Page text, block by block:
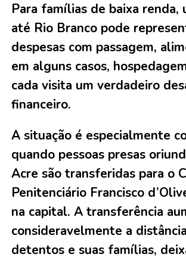
Para famílias de baixa renda,
até Rio Branco pode
despesas com passagem,
em alguns casos,
cada visita um verdadeiro
financeiro.
A situação é especialmente
quando pessoas presas
Acre são transferidas para o
Penitenciário Francisco
na capital. A transferência
consideravelmente a
detentos e suas famílias,